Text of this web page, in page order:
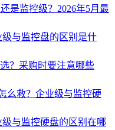
是监控级？2026年5月最
与监控盘的区别是什
？采购时要注意哪些
么救？企业级与监控硬
与监控硬盘的区别在哪